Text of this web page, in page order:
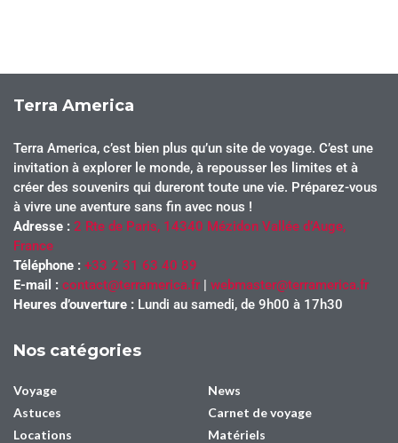
Terra America
Terra America, c’est bien plus qu’un site de voyage. C’est une
invitation à explorer le monde, à repousser les limites et à
créer des souvenirs qui dureront toute une vie. Préparez-vous
à vivre une aventure sans fin avec nous !
Adresse : 2 Rte de Paris, 14340 Mézidon Vallée d’Auge,
France
Téléphone : +33 2 31 63 40 89
E-mail : contact@terramerica.fr | webmaster@terramerica.fr
Heures d’ouverture : Lundi au samedi, de 9h00 à 17h30
Nos catégories
Voyage
News
Astuces
Carnet de voyage
Locations
Matériels